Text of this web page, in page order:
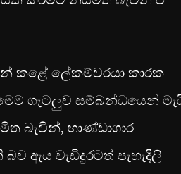
කළේ ලේකම්වරයා කාරක
ගැටලුව සම්බන්ධයෙන්
බැවින්, භාණ්ඩාගාර
ඇය වැඩිදුරටත් පැහැදිලි